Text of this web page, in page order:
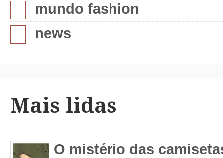
mundo fashion
news
Mais lidas
O mistério das